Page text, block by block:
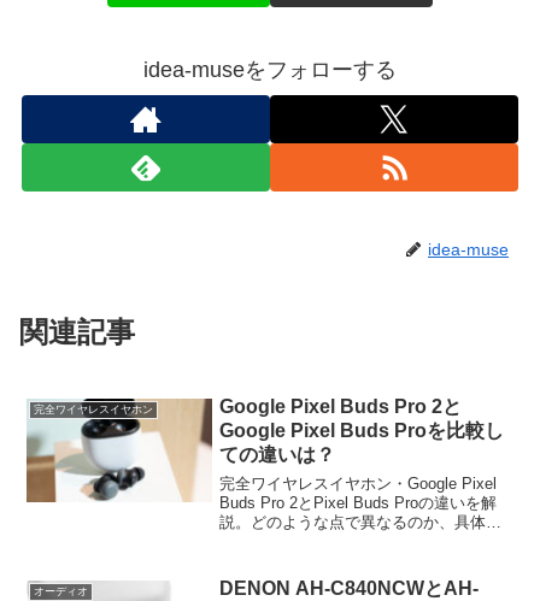
idea-museをフォローする
idea-muse
関連記事
完全ワイヤレスイヤホン
Google Pixel Buds Pro 2と
Google Pixel Buds Proを比較し
ての違いは？
完全ワイヤレスイヤホン・Google Pixel
Buds Pro 2とPixel Buds Proの違いを解
説。どのような点で異なるのか、具体的
オーディオ
DENON AH-C840NCWとAH-